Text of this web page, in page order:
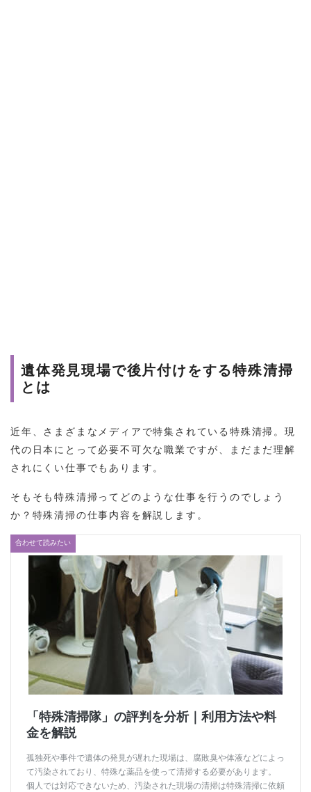
遺体発見現場で後片付けをする特殊清掃
とは
近年、さまざまなメディアで特集されている特殊清掃。現
代の日本にとって必要不可欠な職業ですが、まだまだ理解
されにくい仕事でもあります。
そもそも特殊清掃ってどのような仕事を行うのでしょう
か？特殊清掃の仕事内容を解説します。